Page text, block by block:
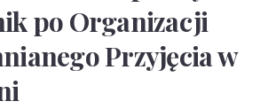
po Organizacji
Przyjęcia w